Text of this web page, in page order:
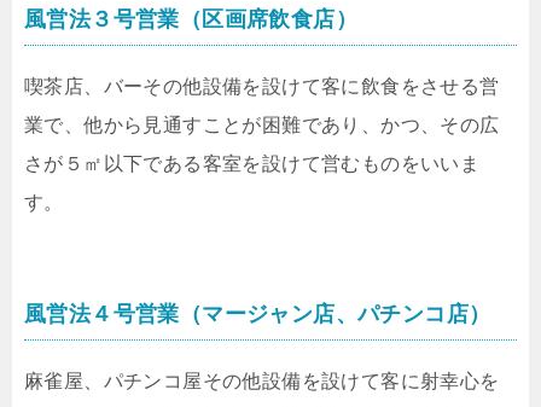
風営法３号営業（区画席飲食店）
喫茶店、バーその他設備を設けて客に飲食をさせる営
業で、他から見通すことが困難であり、かつ、その広
さが５㎡以下である客室を設けて営むものをいいま
す。
風営法４号営業（マージャン店、パチンコ店）
麻雀屋、パチンコ屋その他設備を設けて客に射幸心を